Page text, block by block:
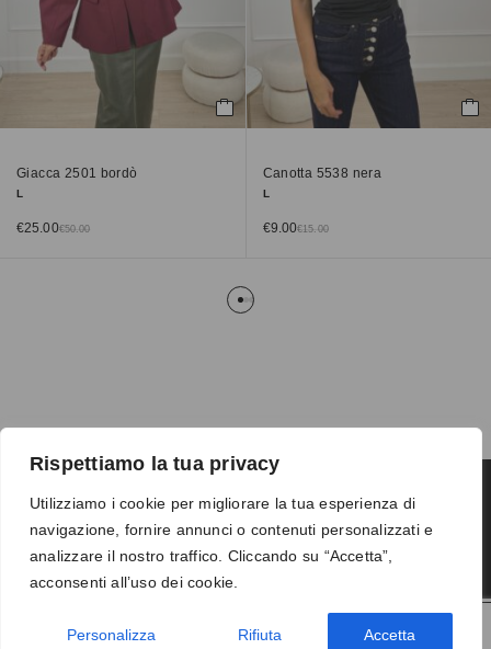
Rispettiamo la tua privacy
Utilizziamo i cookie per migliorare la tua esperienza di
navigazione, fornire annunci o contenuti personalizzati e
analizzare il nostro traffico. Cliccando su “Accetta”,
acconsenti all’uso dei cookie.
Personalizza Rifiuta Accetta
AGGIUNGI AL CARRELLO
Giacca 2501 bordò
L
€50.00
€25.00
Canotta 5538 nera
L
€ 15.00
€9.00
Termini e condizioni-Privacy-Reso